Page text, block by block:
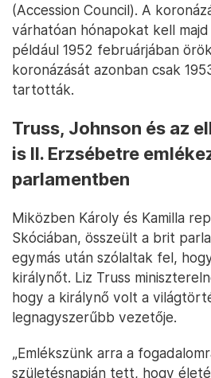
(Accession Council). A
várhatóan hónapokat kell
például 1952 februárjában
koronázását azonban csak
tartották.
Truss, Johnson és az
is II. Erzsébetre
parlamentben
Miközben Károly és Kamilla
Skóciában, összeült a brit
egymás után szólaltak fel,
királynőt. Liz Truss
hogy a királynő volt a
legnagyszerűbb vezetője.
„Emlékszünk arra a
születésnapján tett, hogy